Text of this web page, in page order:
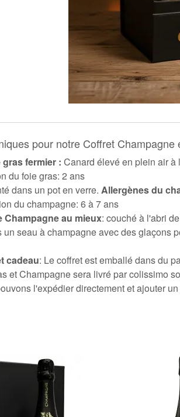
pour notre Coffret Champagne
fermier : Canard élevé en plein air à
du foie gras: 2 ans
dans un pot en verre. Allergènes du
du champagne: 6 à 7 ans
Champagne au mieux: couché à l'abri
seau à champagne avec des glaçons
cadeau: Le coffret est emballé dans du
etChampagne sera livré par colissimo
l'expédier directement et ajouter